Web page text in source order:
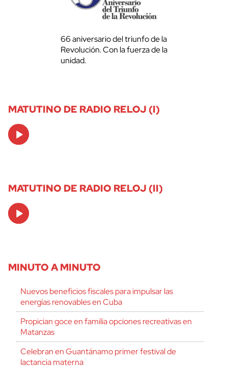
66 aniversario del triunfo de la
Revolución. Con la fuerza de la
unidad.
MATUTINO DE RADIO RELOJ (I)
Audio
Player
MATUTINO DE RADIO RELOJ (II)
Audio
Player
MINUTO A MINUTO
Nuevos beneficios fiscales para impulsar las
energías renovables en Cuba
Propician goce en familia opciones recreativas en
Matanzas
Celebran en Guantánamo primer festival de
lactancia materna